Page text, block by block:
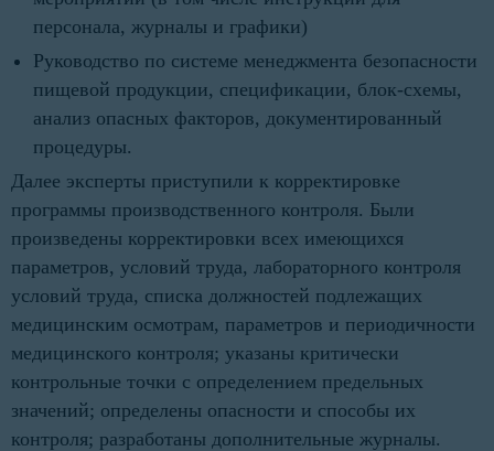
персонала, журналы и графики)
Руководство по системе менеджмента безопасности
пищевой продукции, спецификации, блок-схемы,
анализ опасных факторов, документированный
процедуры.
Далее эксперты приступили к корректировке
программы производственного контроля. Были
произведены корректировки всех имеющихся
параметров, условий труда, лабораторного контроля
условий труда, списка должностей подлежащих
медицинским осмотрам, параметров и периодичности
медицинского контроля; указаны критически
контрольные точки с определением предельных
значений; определены опасности и способы их
контроля; разработаны дополнительные журналы.